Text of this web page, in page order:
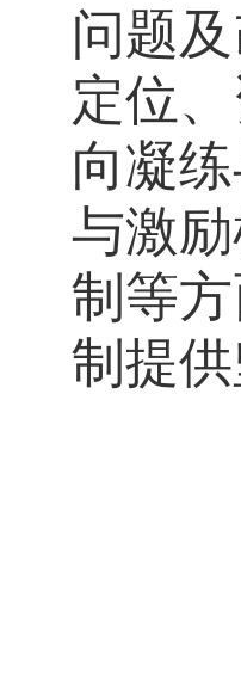
问题
定位
向凝
与激
制等
制提